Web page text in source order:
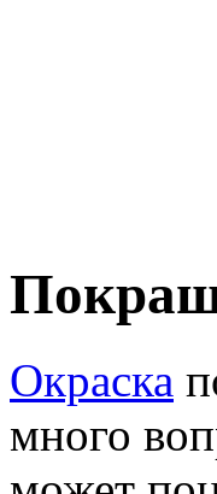
Окраска
много